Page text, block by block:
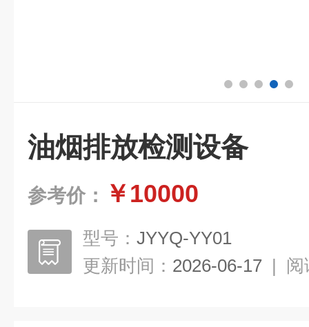
油烟排放检测设备
参考价： ￥10000
型号： JYYQ-YY01
更新时间： 2026-06-17 | 阅